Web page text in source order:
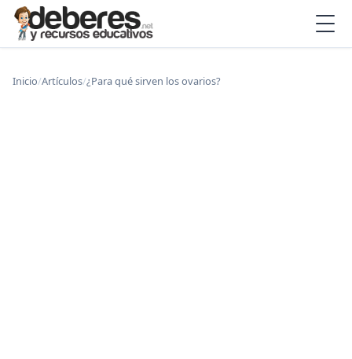
Inicio/Artículos/¿Para qué sirven los ovarios?